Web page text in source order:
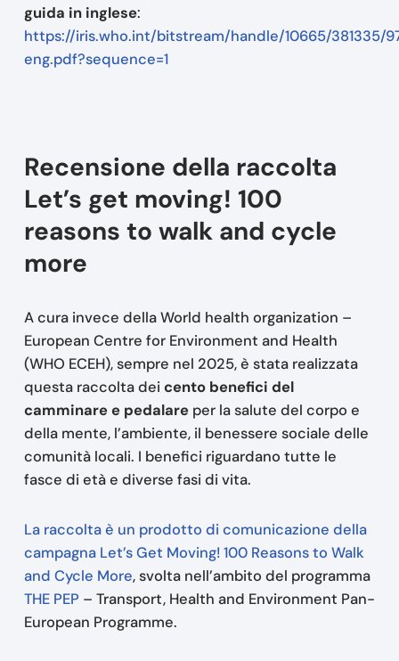
guida in inglese:
https://iris.who.int/bitstream/handle/10665/381335/
eng.pdf?sequence=1
Recensione della raccolta
Let’s get moving! 100
reasons to walk and cycle
more
A cura invece della World health organization –
European Centre for Environment and Health
(WHO ECEH), sempre nel 2025, è stata realizzata
questa raccolta dei cento benefici del
camminare e pedalareper la salute del corpo e
della mente, l’ambiente, il benessere sociale delle
comunità locali. I benefici riguardano tutte le
fasce di età e diverse fasi di vita.
La raccolta è un prodotto di comunicazione della
campagna Let’s Get Moving! 100 Reasons to Walk
and Cycle More, svolta nell’ambito del programma
THE PEP – Transport, Health and Environment Pan-
European Programme.